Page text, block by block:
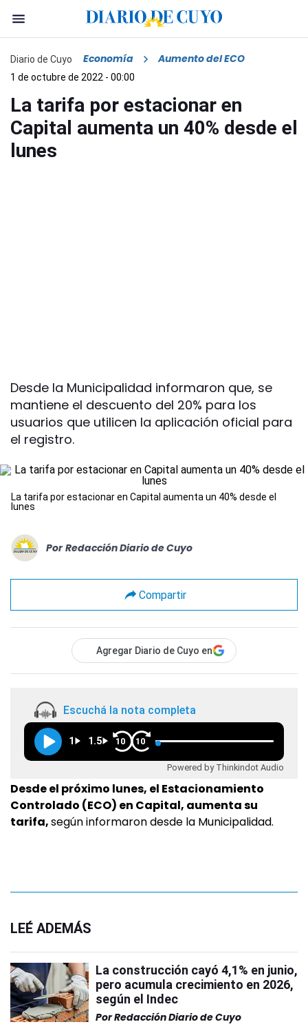
Diario de Cuyo Economía Aumento del ECO
1 de octubre de 2022 - 00:00
La tarifa por estacionar en
Capital aumenta un 40% desde el
lunes
Desde la Municipalidad informaron que, se
mantiene el descuento del 20% para los
usuarios que utilicen la aplicación oficial para
el registro.
La tarifa por estacionar en Capital aumenta un 40% desde el
lunes
Por Redacción Diario de Cuyo
Compartir
Agregar Diario de Cuyo en
Escuchá la nota completa
1 1.5 10 10
Powered by Thinkindot Audio
Desde el próximo lunes, el Estacionamiento
Controlado (ECO) en Capital, aumenta su
tarifa,según informaron desde la Municipalidad.
LEÉ ADEMÁS
La construcción cayó 4,1% en junio,
pero acumula crecimiento en 2026,
según el Indec
PorRedacción Diario de Cuyo